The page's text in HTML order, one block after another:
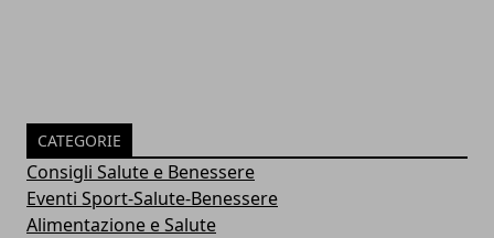
CATEGORIE
Consigli Salute e Benessere
Eventi Sport-Salute-Benessere
Alimentazione e Salute